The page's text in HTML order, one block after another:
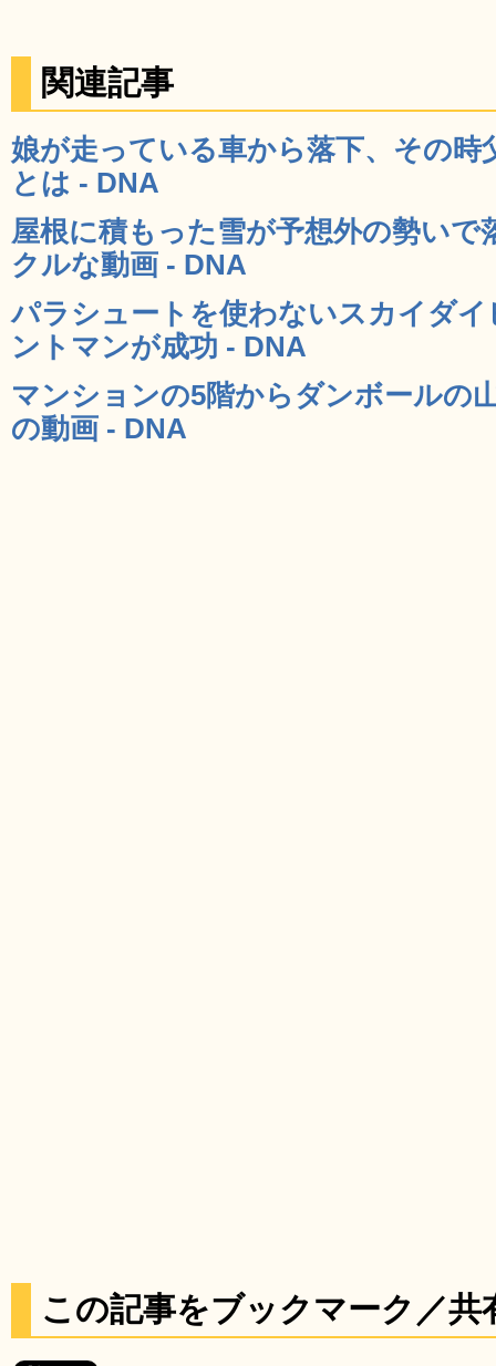
関連記事
娘が走っている車から落下、その時
とは - DNA
屋根に積もった雪が予想外の勢い
クルな動画 - DNA
パラシュートを使わないスカイダ
ントマンが成功 - DNA
マンションの5階からダンボールの
の動画 - DNA
この記事をブックマーク／共